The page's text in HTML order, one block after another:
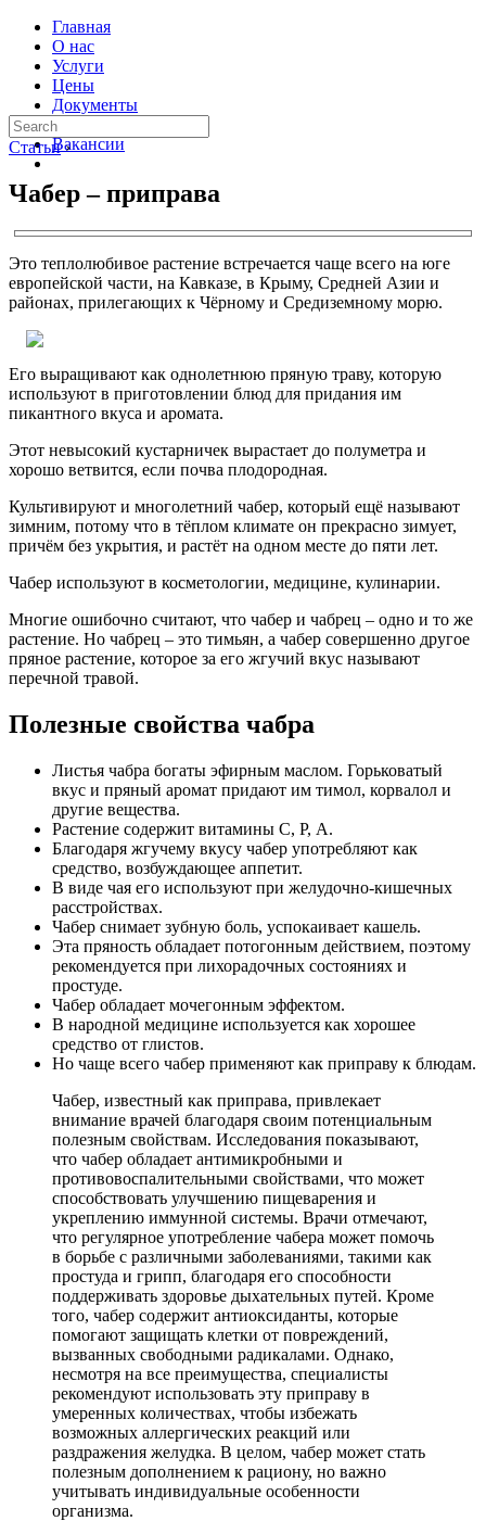
Главная
О нас
Услуги
Цены
Документы
Контакты
Вакансии
Статьи ›
Чабер – приправа
Это теплолюбивое растение встречается чаще всего на юге
европейской части, на Кавказе, в Крыму, Средней Азии и
районах, прилегающих к Чёрному и Средиземному морю.
Его выращивают как однолетнюю пряную траву, которую
используют в приготовлении блюд для придания им
пикантного вкуса и аромата.
Этот невысокий кустарничек вырастает до полуметра и
хорошо ветвится, если почва плодородная.
Культивируют и многолетний чабер, который ещё называют
зимним, потому что в тёплом климате он прекрасно зимует,
причём без укрытия, и растёт на одном месте до пяти лет.
Чабер используют в косметологии, медицине, кулинарии.
Многие ошибочно считают, что чабер и чабрец – одно и то же
растение. Но чабрец – это тимьян, а чабер совершенно другое
пряное растение, которое за его жгучий вкус называют
перечной травой.
Полезные свойства чабра
Листья чабра богаты эфирным маслом. Горьковатый
вкус и пряный аромат придают им тимол, корвалол и
другие вещества.
Растение содержит витамины С, Р, А.
Благодаря жгучему вкусу чабер употребляют как
средство, возбуждающее аппетит.
В виде чая его используют при желудочно-кишечных
расстройствах.
Чабер снимает зубную боль, успокаивает кашель.
Эта пряность обладает потогонным действием, поэтому
рекомендуется при лихорадочных состояниях и
простуде.
Чабер обладает мочегонным эффектом.
В народной медицине используется как хорошее
средство от глистов.
Но чаще всего чабер применяют как приправу к блюдам.
Чабер, известный как приправа, привлекает
внимание врачей благодаря своим потенциальным
полезным свойствам. Исследования показывают,
что чабер обладает антимикробными и
противовоспалительными свойствами, что может
способствовать улучшению пищеварения и
укреплению иммунной системы. Врачи отмечают,
что регулярное употребление чабера может помочь
в борьбе с различными заболеваниями, такими как
простуда и грипп, благодаря его способности
поддерживать здоровье дыхательных путей. Кроме
того, чабер содержит антиоксиданты, которые
помогают защищать клетки от повреждений,
вызванных свободными радикалами. Однако,
несмотря на все преимущества, специалисты
рекомендуют использовать эту приправу в
умеренных количествах, чтобы избежать
возможных аллергических реакций или
раздражения желудка. В целом, чабер может стать
полезным дополнением к рациону, но важно
учитывать индивидуальные особенности
организма.